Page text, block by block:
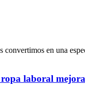
convertimos en una
laboral